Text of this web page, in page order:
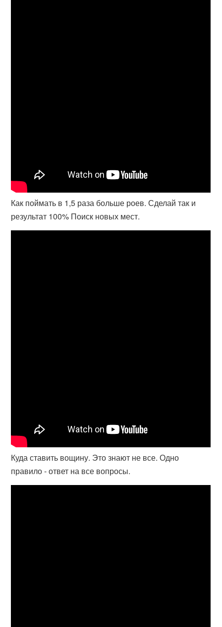
Как поймать в 1,5 раза больше роев. Сделай так и
результат 100% Поиск новых мест.
Куда ставить вощину. Это знают не все. Одно
правило - ответ на все вопросы.